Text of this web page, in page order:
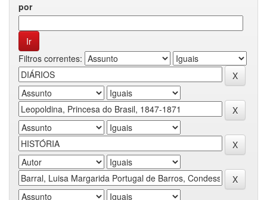
por
Filtros correntes: